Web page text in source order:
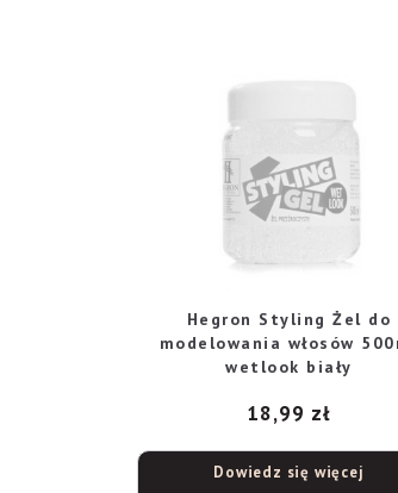
Hegron Styling Żel do
modelowania włosów
wetlook biały
18,99 zł
Dowiedz się więcej